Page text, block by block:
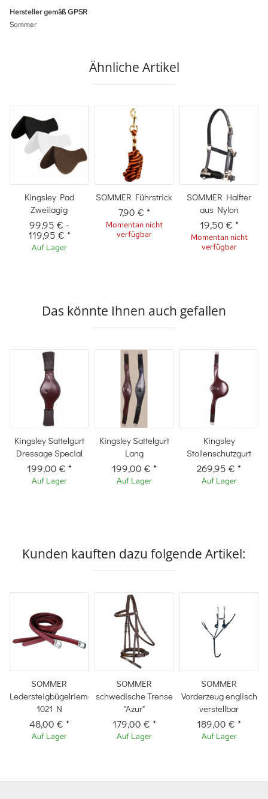
Hersteller gemäß GPSR
Sommer
Ähnliche Artikel
Kingsley Pad
Zweilagig
99,95 € -
119,95 € *
Auf Lager
SOMMER Führstrick
7,90 € *
Momentan nicht
verfügbar
SOMMER Halfter
aus Nylon
19,50 € *
Momentan nicht
verfügbar
Das könnte Ihnen auch gefallen
Kingsley Sattelgurt
Dressage Special
199,00 € *
Auf Lager
Kingsley Sattelgurt
Lang
199,00 € *
Auf Lager
Kingsley
Stollenschutzgurt
269,95 € *
Auf Lager
Kunden kauften dazu folgende Artikel:
SOMMER
Ledersteigbügelriemen
1021 N
48,00 € *
Auf Lager
SOMMER
schwedische Trense
"Azur"
179,00 € *
Auf Lager
SOMMER
Vorderzeug englisch
verstellbar
189,00 € *
Auf Lager